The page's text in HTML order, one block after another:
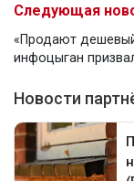
Следующая
«Продают
инфоцыган